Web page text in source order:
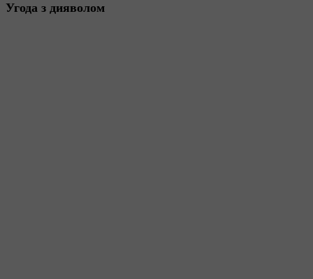
Угода з дияволом